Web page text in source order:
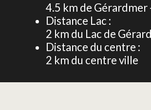
4.5 km de Gérardmer
Distance Lac :
2 km du Lac de
Distance du centre :
2 km du centre ville